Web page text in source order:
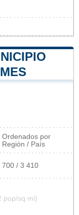
Ordenados por
Región / País
700 / 3 410
pop/sq mi)